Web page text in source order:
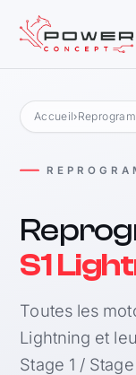
Accueil›
S1
Toutes les
Lightning et
Stage 1 /